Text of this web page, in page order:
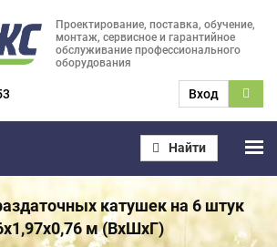
Проектирование, поставка, обучение,
монтаж, сервисное и гарантийное
обслуживание профессионального
оборудования
Вход
Найти
катушек на 6 штук
м (ВхШхГ)